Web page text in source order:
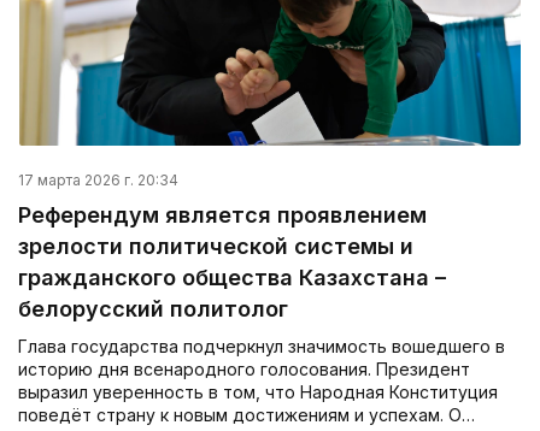
17 марта 2026 г. 20:34
Референдум является проявлением
зрелости политической системы и
гражданского общества Казахстана –
белорусский политолог
Глава государства подчеркнул значимость вошедшего в
историю дня всенародного голосования. Президент
выразил уверенность в том, что Народная Конституция
поведёт страну к новым достижениям и успехам. О…